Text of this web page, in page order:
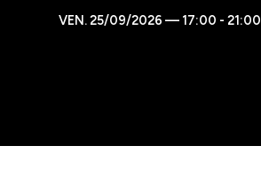
VEN.25/09/2026 — 17:00 - 21:00